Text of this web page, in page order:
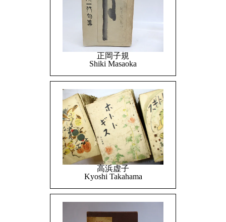
正岡子規
Shiki Masaoka
高浜虚子
Kyoshi Takahama